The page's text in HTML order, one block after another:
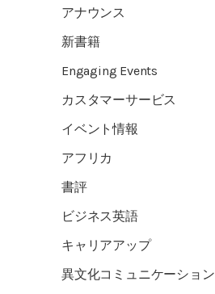
アナウンス
新書籍
Engaging Events
カスタマーサービス
イベント情報
アフリカ
書評
ビジネス英語
キャリアアップ
異文化コミュニケーション